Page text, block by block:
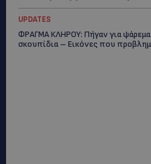
UPDATES
ΦΡΑΓΜΑ ΚΛΗΡΟΥ: Πήγαν για
σκουπίδια – Εικόνες που